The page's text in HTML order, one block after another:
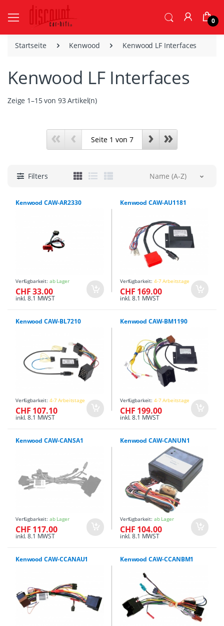
0
Startseite Kenwood Kenwood LF Interfaces
Kenwood LF Interfaces
Zeige 1–15 von 93 Artikel(n)
« ‹ › »
Filters Name (A-Z)
Kenwood CAW-AR2330
Verfügbarkeit: ab Lager
CHF 33.00
inkl. 8.1 MWST
Kenwood CAW-AU1181
Verfügbarkeit: 4-7 Arbeitstage
CHF 169.00
inkl. 8.1 MWST
Kenwood CAW-BL7210
Verfügbarkeit: 4-7 Arbeitstage
CHF 107.10
inkl. 8.1 MWST
Kenwood CAW-BM1190
Verfügbarkeit: 4-7 Arbeitstage
CHF 199.00
inkl. 8.1 MWST
Kenwood CAW-CANSA1
Verfügbarkeit: ab Lager
CHF 117.00
inkl. 8.1 MWST
Kenwood CAW-CANUN1
Verfügbarkeit: ab Lager
CHF 104.00
inkl. 8.1 MWST
Kenwood CAW-CCANAU1 Kenwood CAW-CCANBM1